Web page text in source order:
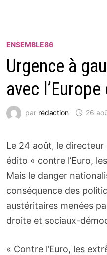
ENSEMBLE86
Urgence à
avec
par rédaction 26
Le 24 août, le
édito « contre l’Euro,
Mais le danger
conséquence des
austéritaires menées
droite et sociaux-
« Contre l’Euro, les